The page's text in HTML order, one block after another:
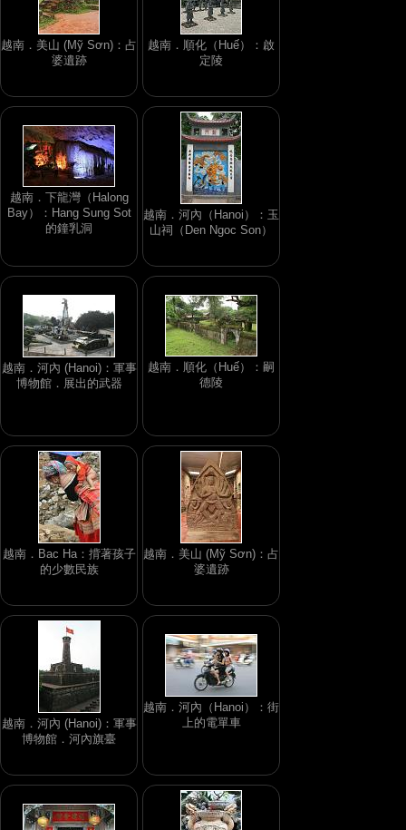
越南．美山 (Mỹ Sơn)：占
婆遺跡
越南．順化（Huế）：啟
定陵
越南．下龍灣（Halong
Bay）：Hang Sung Sot
的鐘乳洞
越南．河內（Hanoi）：玉
山祠（Den Ngoc Son）
越南．河內 (Hanoi)：軍事
博物館．展出的武器
越南．順化（Huế）：嗣
德陵
越南．Bac Ha：揹著孩子
的少數民族
越南．美山 (Mỹ Sơn)：占
婆遺跡
越南．河內 (Hanoi)：軍事
博物館．河內旗臺
越南．河內（Hanoi）：街
上的電單車